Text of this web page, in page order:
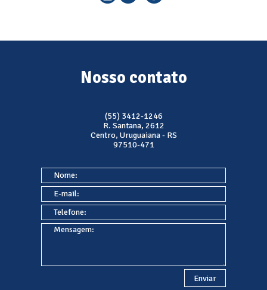
Nosso contato
(55) 3412-1246
R. Santana, 2612
Centro, Uruguaiana - RS
97510-471